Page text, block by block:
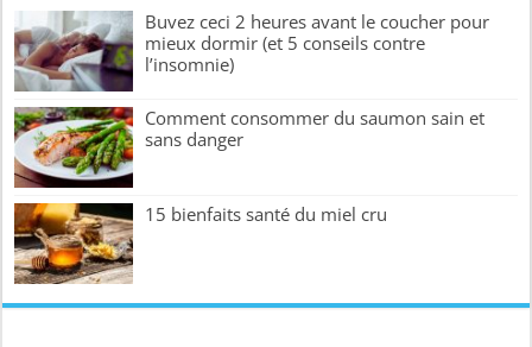
Buvez ceci 2 heures avant le coucher pour
mieux dormir (et 5 conseils contre
l’insomnie)
Comment consommer du saumon sain et
sans danger
15 bienfaits santé du miel cru